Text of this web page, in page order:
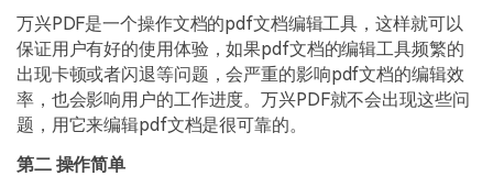
万兴PDF是一个操作文档的pdf文档编辑工具，这样就可以
保证用户有好的使用体验，如果pdf文档的编辑工具频繁的
出现卡顿或者闪退等问题，会严重的影响pdf文档的编辑效
率，也会影响用户的工作进度。万兴PDF就不会出现这些问
题，用它来编辑pdf文档是很可靠的。
第二 操作简单